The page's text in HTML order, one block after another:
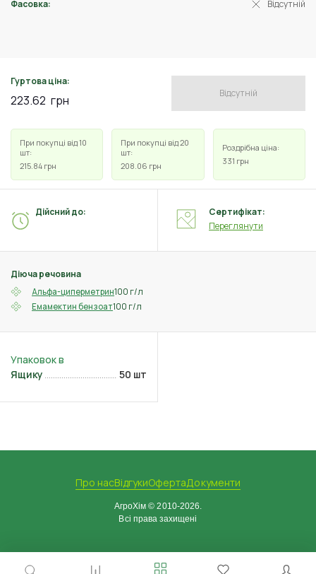
Фасовка: Відсутній
Гуртова ціна:
223.62 грн Відсутній
При покупці від 10
шт:
215.84 грн
При покупці від 20
шт:
208.06 грн
Роздрібна ціна:
331 грн
Діюча речовина
Альфа-циперметрин100 г/л
Емамектин бензоат100 г/л
Дійсний до:
Сертифікат:
Переглянути
Ящику 50 шт
Про насВідгукиОфертаДокументи
АгроХім © 2010-2026.
Всі права захищені